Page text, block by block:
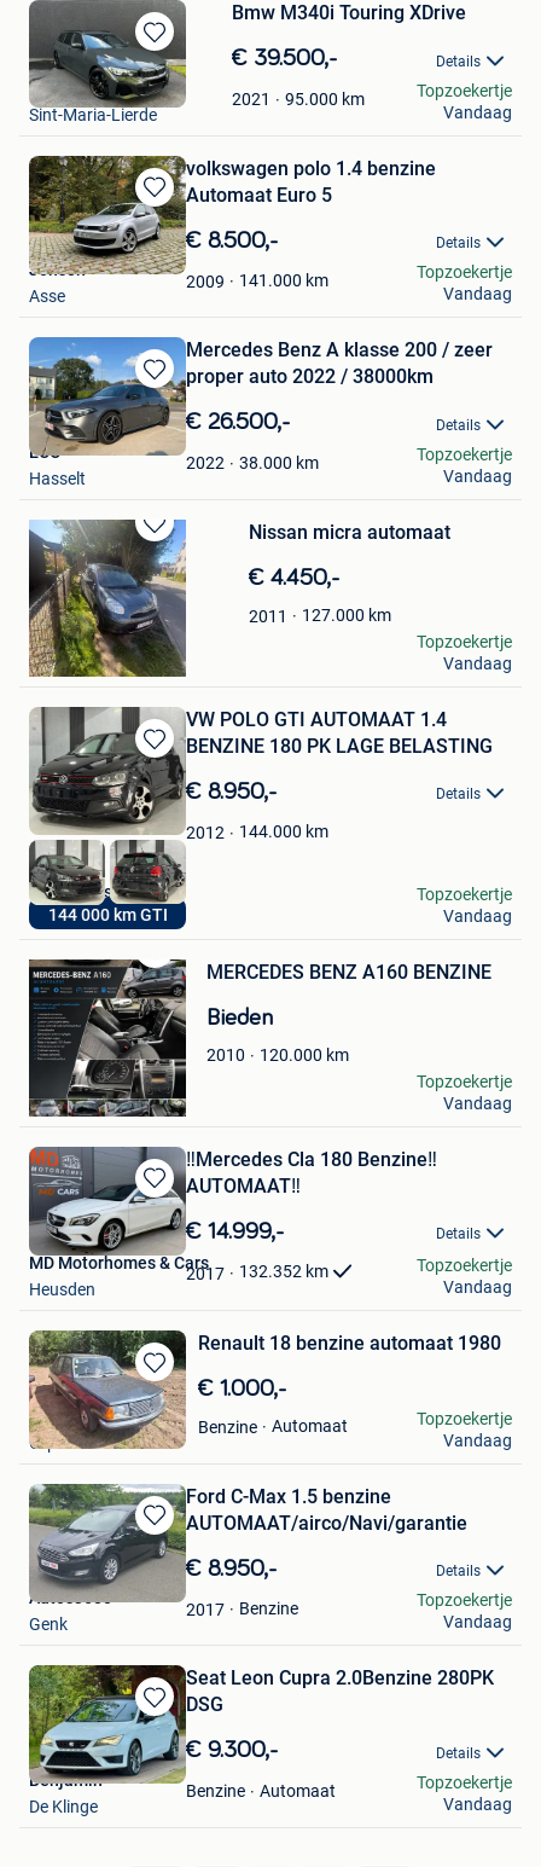
Bewaren
in
Mijn
Favorieten
Bmw M340i Touring XDrive
€ 39.500,- Details
2021 95.000 km
Pieter
Sint-Maria-Lierde
Topzoekertje
Vandaag
Bewaren
in
Mijn
Favorieten
volkswagen polo 1.4 benzine
Automaat Euro 5
€ 8.500,- Details
2009 141.000 km
Jonson
Asse
Topzoekertje
Vandaag
Bewaren
in
Mijn
Favorieten
Mercedes Benz A klasse 200 / zeer
proper auto 2022 / 38000km
€ 26.500,- Details
2022 38.000 km
ECO
Hasselt
Topzoekertje
Vandaag
Bewaren
in
Mijn
Favorieten
Nissan micra automaat
€ 4.450,-
2011 127.000 km
Nathan Delaruelle
Kruibeke
Topzoekertje
Vandaag
Bewaren
in
Mijn
Favorieten
144 000 km GTI
VW POLO GTI AUTOMAAT 1.4
BENZINE 180 PK LAGE BELASTING
€ 8.950,- Details
2012 144.000 km
Pro M Cars
Souvret
Topzoekertje
Vandaag
Bewaren
in
Mijn
Favorieten
MERCEDES BENZ A160 BENZINE
Bieden
2010 120.000 km
Tom Vermaire
Temse
Topzoekertje
Vandaag
Bewaren
in
Mijn
Favorieten
‼️Mercedes Cla 180 Benzine‼️
AUTOMAAT‼️
€ 14.999,- Details
2017 132.352 km
MD Motorhomes & Cars
Heusden
Topzoekertje
Vandaag
Bewaren
in
Mijn
Favorieten
Renault 18 benzine automaat 1980
€ 1.000,-
Benzine Automaat
CM
Orp-Le-Grand
Topzoekertje
Vandaag
Bewaren
in
Favorieten
Ford C-Max 1.5 benzine
AUTOMAAT/airco/Navi/garantie
€ 8.950,- Details
2017 Benzine
Autos3600
Genk
Topzoekertje
Vandaag
Bewaren
in
Mijn
Favorieten
Seat Leon Cupra 2.0Benzine 280PK
DSG
€ 9.300,- Details
Benzine Automaat
Benjamin
De Klinge
Topzoekertje
Vandaag